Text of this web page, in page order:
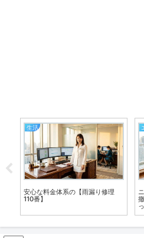
生活
安心な料金体系の【雨漏り修理
110番】